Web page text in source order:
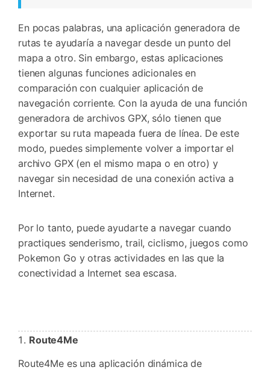
En pocas palabras, una aplicación generadora de
rutas te ayudaría a navegar desde un punto del
mapa a otro. Sin embargo, estas aplicaciones
tienen algunas funciones adicionales en
comparación con cualquier aplicación de
navegación corriente. Con la ayuda de una función
generadora de archivos GPX, sólo tienen que
exportar su ruta mapeada fuera de línea. De este
modo, puedes simplemente volver a importar el
archivo GPX (en el mismo mapa o en otro) y
navegar sin necesidad de una conexión activa a
Internet.
Por lo tanto, puede ayudarte a navegar cuando
practiques senderismo, trail, ciclismo, juegos como
Pokemon Go y otras actividades en las que la
conectividad a Internet sea escasa.
Route4Me
Route4Me es una aplicación dinámica de